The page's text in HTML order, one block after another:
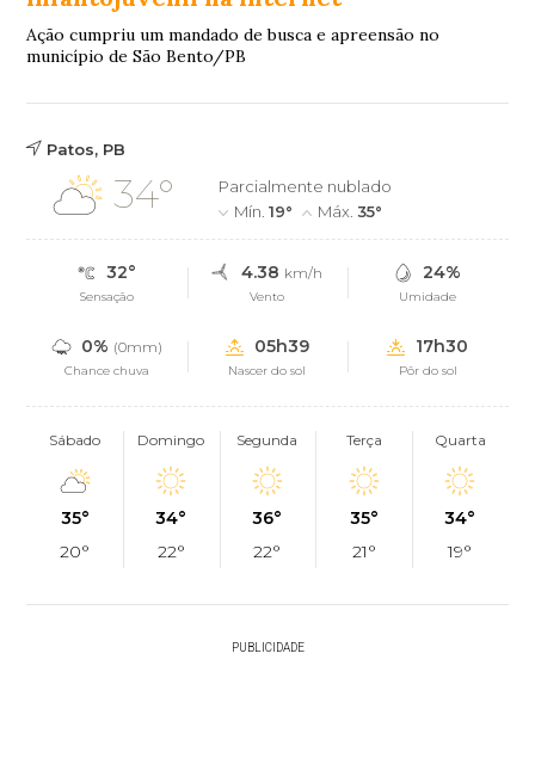
Ação cumpriu um mandado de busca e apreensão no
município de São Bento/PB
Patos, PB
34°
Parcialmente nublado
Mín.19° Máx.35°
32°
Sensação
4.38 km/h
Vento
24%
Umidade
0% (0mm)
Chance chuva
05h39
Nascer do sol
17h30
Pôr do sol
Sábado
35°
20°
Domingo
34°
22°
Segunda
36°
22°
Terça
35°
21°
Quarta
34°
19°
PUBLICIDADE